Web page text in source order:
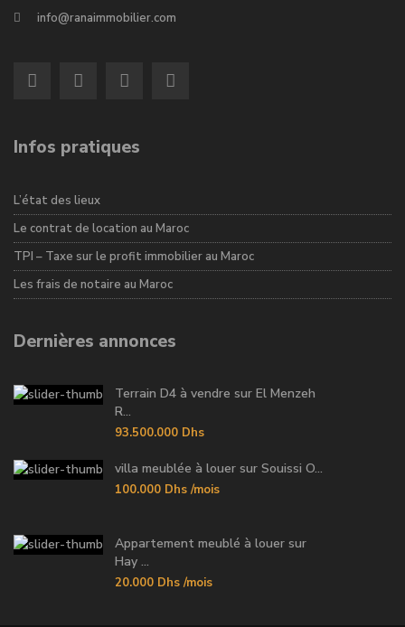
info@ranaimmobilier.com
Infos pratiques
L’état des lieux
Le contrat de location au Maroc
TPI – Taxe sur le profit immobilier au Maroc
Les frais de notaire au Maroc
Dernières annonces
Terrain D4 à vendre sur El Menzeh
R...
93.500.000 Dhs
villa meublée à louer sur Souissi O...
100.000 Dhs /mois
Appartement meublé à louer sur
Hay ...
20.000 Dhs /mois